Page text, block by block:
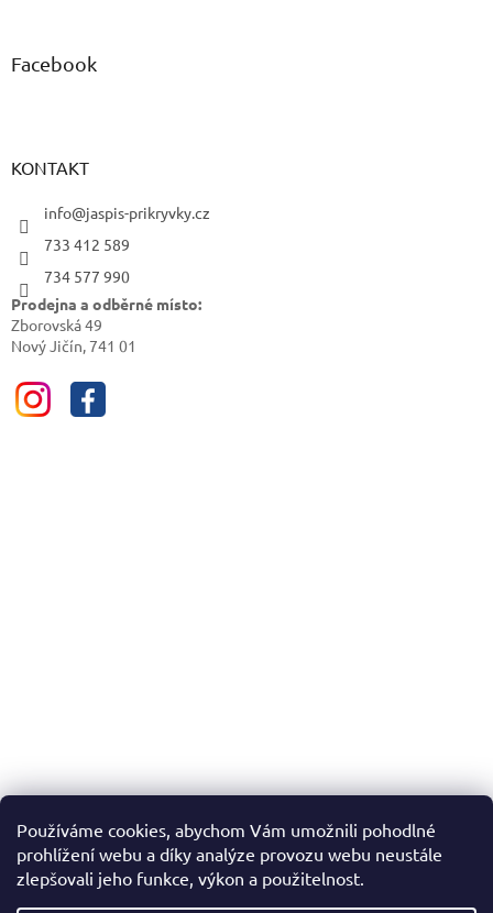
Používáme cookies, abychom Vám umožnili pohodlné
prohlížení webu a díky analýze provozu webu neustále
zlepšovali jeho funkce, výkon a použitelnost.
Facebook
KONTAKT
info@jaspis-prikryvky.cz
733 412 589
734 577 990
Prodejna a odběrné místo:
Zborovská 49
Nový Jičín, 741 01